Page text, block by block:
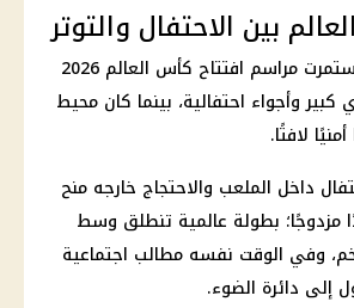
بين الاحتفال والتوتر
داخل ملعب أزتيكا، استمرت مراسم افتتاح كأس العالم 2026
وأجواء احتفالية، بينما كان محيط
لافتًا.
داخل الملعب والاحتجاج خارجه منح
مزدوجًا؛ بطولة عالمية تنطلق وسط
وفي الوقت نفسه مطالب اجتماعية
إلى دائرة الضوء.